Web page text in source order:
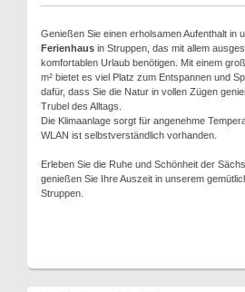
Genießen Sie einen erholsamen Aufenthalt in
Ferienhaus in Struppen, das mit allem
komfortablen Urlaub benötigen. Mit einem
m² bietet es viel Platz zum Entspannen und
dafür, dass Sie die Natur in vollen Zügen
Trubel des Alltags.
Die Klimaanlage sorgt für angenehme
WLAN ist selbstverständlich vorhanden.
Erleben Sie die Ruhe und Schönheit der
genießen Sie Ihre Auszeit in unserem
Struppen.